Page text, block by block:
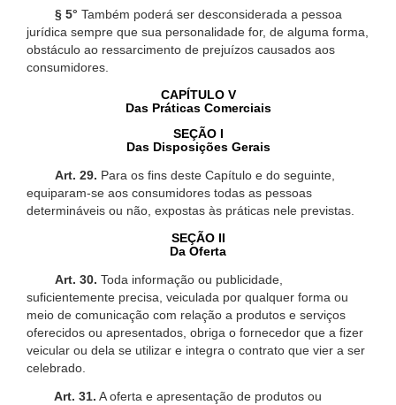
§ 5° Também poderá ser desconsiderada a pessoa
jurídica sempre que sua personalidade for, de alguma forma,
obstáculo ao ressarcimento de prejuízos causados aos
consumidores.
CAPÍTULO V
Das Práticas Comerciais
SEÇÃO I
Das Disposições Gerais
Art. 29. Para os fins deste Capítulo e do seguinte,
equiparam-se aos consumidores todas as pessoas
determináveis ou não, expostas às práticas nele previstas.
SEÇÃO II
Da Oferta
Art. 30. Toda informação ou publicidade,
suficientemente precisa, veiculada por qualquer forma ou
meio de comunicação com relação a produtos e serviços
oferecidos ou apresentados, obriga o fornecedor que a fizer
veicular ou dela se utilizar e integra o contrato que vier a ser
celebrado.
Art. 31. A oferta e apresentação de produtos ou